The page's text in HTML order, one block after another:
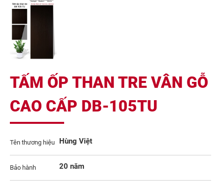
TẤM ỐP THAN TRE VÂN GỖ
CAO CẤP DB-105TU
Tên thương hiệu Hùng Việt
Bảo hành 20 năm